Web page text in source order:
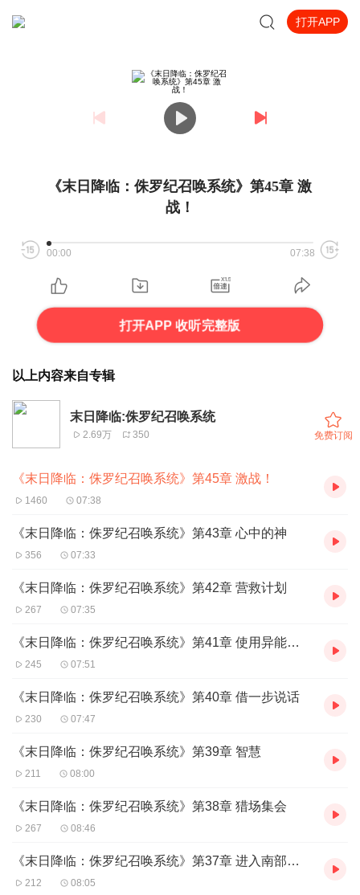
打开APP
《末日降临：侏罗纪召唤系统》第45章 激
战！
00:00 07:38
打开APP 收听完整版
以上内容来自专辑
末日降临:侏罗纪召唤系统
2.69万 350 免费订阅
《末日降临：侏罗纪召唤系统》第45章 激战！
1460 07:38
《末日降临：侏罗纪召唤系统》第43章 心中的神
356 07:33
《末日降临：侏罗纪召唤系统》第42章 营救计划
267 07:35
《末日降临：侏罗纪召唤系统》第41章 使用异能基因模组
245 07:51
《末日降临：侏罗纪召唤系统》第40章 借一步说话
230 07:47
《末日降临：侏罗纪召唤系统》第39章 智慧
211 08:00
《末日降临：侏罗纪召唤系统》第38章 猎场集会
267 08:46
《末日降临：侏罗纪召唤系统》第37章 进入南部防区
212 08:05